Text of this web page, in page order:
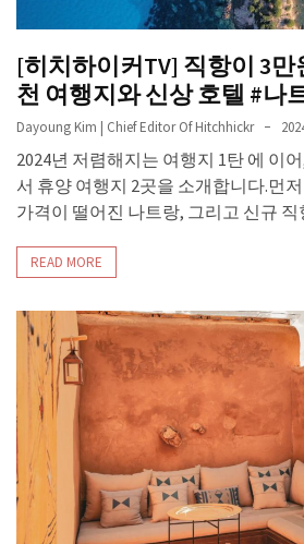
[히치하이커TV] 직항이 3만
천 여행지와 신상 호텔 #나
Dayoung Kim | Chief Editor Of Hitchhickr
2024년 저렴해지는 여행지 1탄 에 이
서 휴양 여행지 2곳을 소개합니다.먼
가격이 떨어진 나트랑, 그리고 신규 직
READ MORE